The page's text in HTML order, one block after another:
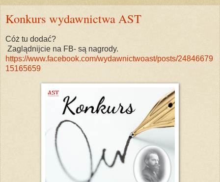
Konkurs wydawnictwa AST
Cóż tu dodać?
Zaglądnijcie na FB- są nagrody.
https://www.facebook.com/wydawnictwoast/posts/24846679
15165659